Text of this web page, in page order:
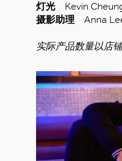
灯光 Kevin
摄影助理 Anna
实际产品数量以店